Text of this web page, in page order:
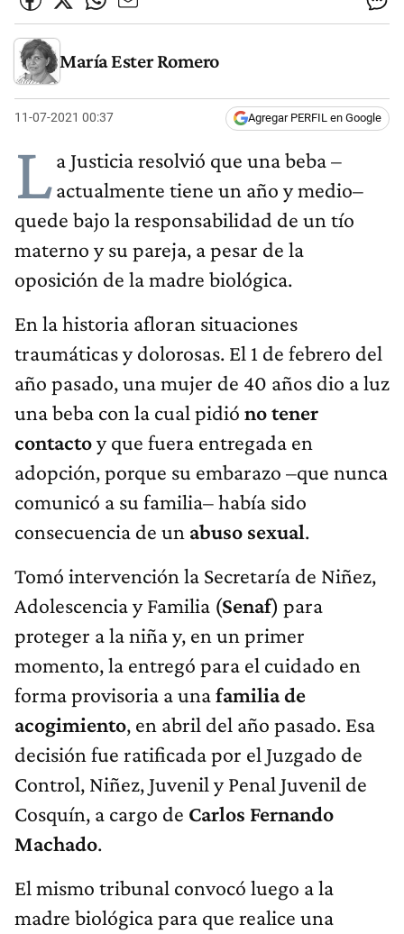
María Ester Romero
11-07-2021 00:37 Agregar PERFIL en Google
La Justicia resolvió que una beba –
actualmente tiene un año y medio–
quede bajo la responsabilidad de un tío
materno y su pareja, a pesar de la
oposición de la madre biológica.
En la historia afloran situaciones
traumáticas y dolorosas. El 1 de febrero del
año pasado, una mujer de 40 años dio a luz
una beba con la cual pidió no tener
contactoy que fuera entregada en
adopción, porque su embarazo –que nunca
comunicó a su familia– había sido
consecuencia de un abuso sexual.
Tomó intervención la Secretaría de Niñez,
Adolescencia y Familia (Senaf) para
proteger a la niña y, en un primer
momento, la entregó para el cuidado en
forma provisoria a unafamilia de
acogimiento, en abril del año pasado. Esa
decisión fue ratificada por el Juzgado de
Control, Niñez, Juvenil y Penal Juvenil de
Cosquín, a cargo de Carlos Fernando
Machado.
El mismo tribunal convocó luego a la
madre biológica para que realice una